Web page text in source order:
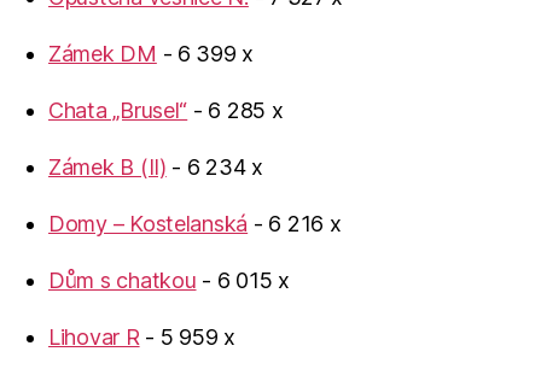
Zámek DM - 6 399 x
Chata „Brusel“ - 6 285 x
Zámek B (II) - 6 234 x
Domy – Kostelanská - 6 216 x
Dům s chatkou - 6 015 x
Lihovar R - 5 959 x